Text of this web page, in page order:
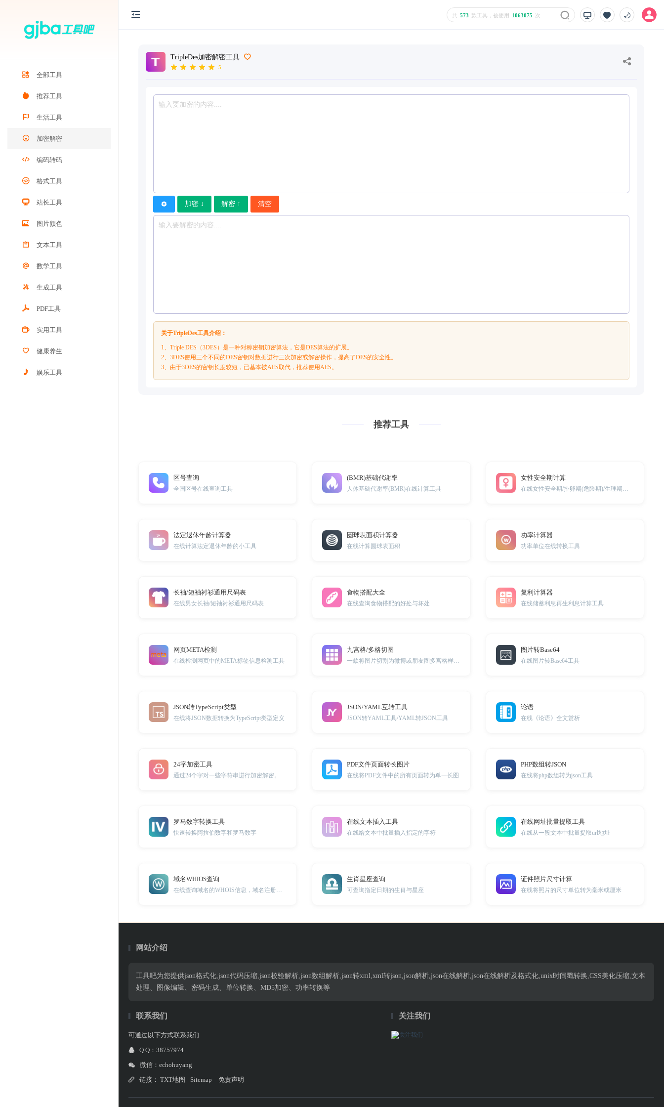
全部工具
推荐工具
生活工具
加密解密
编码转码
格式工具
站长工具
图片颜色
文本工具
数学工具
生成工具
PDF工具
实用工具
健康养生
娱乐工具
共 573 款工具，被使用 1063075 次
TripleDes加密解密工具
5
加密 ↓ 解密 ↑ 清空
关于TripleDes工具介绍：
1、Triple DES（3DES）是一种对称密钥加密算法，它是DES算法的扩展。
2、3DES使用三个不同的DES密钥对数据进行三次加密或解密操作，提高了DES的安全性。
3、由于3DES的密钥长度较短，已基本被AES取代，推荐使用AES。
推荐工具
区号查询
全国区号在线查询工具
(BMR)基础代谢率
人体基础代谢率(BMR)在线计算工具
女性安全期计算
法定退休年龄计算器
在线计算法定退休年龄的小工具
圆球表面积计算器
在线计算圆球表面积
功率计算器
功率单位在线转换工具
长袖/短袖衬衫通用尺码表
在线男女长袖/短袖衬衫通用尺码表
食物搭配大全
在线查询食物搭配的好处与坏处
复利计算器
在线储蓄利息再生利息计算工具
网页META检测
在线检测网页中的META标签信息检测工具
九宫格/多格切图 图片转Base64
在线图片转Base64工具
JSON转TypeScript类型
在线将JSON数据转换为TypeScript类型定义
JSON/YAML互转工具
JSON转YAML工具/YAML转JSON工具
论语
在线《论语》全文赏析
24字加密工具
通过24个字对一些字符串进行加密解密。
PDF文件页面转长图片
在线将PDF文件中的所有页面转为单一长图
PHP数组转JSON
在线将php数组转为json工具
罗马数字转换工具
快速转换阿拉伯数字和罗马数字
在线文本插入工具
在线给文本中批量插入指定的字符
在线网址批量提取工具
在线从一段文本中批量提取url地址
域名WHIOS查询 生肖星座查询
可查询指定日期的生肖与星座
证件照片尺寸计算
在线将照片的尺寸单位转为毫米或厘米
网站介绍
工具吧为您提供json格式化,json代码压缩,json校验解析,json数组解析,json转xml,xml转json,json解析,json在线解析,json在线解析及格式化,unix时间戳转换,CSS美化压缩,文本
处理、图像编辑、密码生成、单位转换、MD5加密、功率转换等
关注我们
联系我们
可通过以下方式联系我们
Q Q：38757974
微信：echohuyang
链接： TXT地图 Sitemap 免责声明